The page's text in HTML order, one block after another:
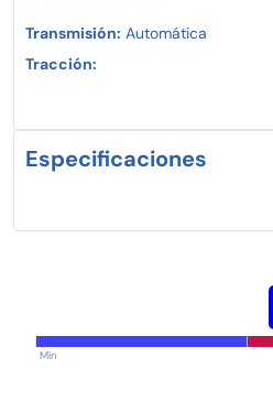
Transmisión: Automática
Tracción:
Especificaciones
Min